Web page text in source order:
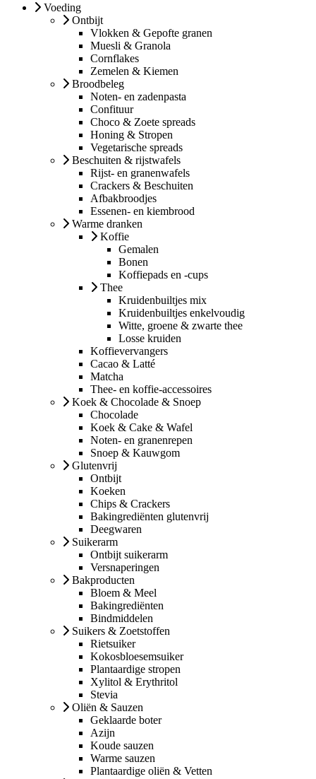
Voeding
Ontbijt
Vlokken & Gepofte granen
Muesli & Granola
Cornflakes
Zemelen & Kiemen
Broodbeleg
Noten- en zadenpasta
Confituur
Choco & Zoete spreads
Honing & Stropen
Vegetarische spreads
Beschuiten & rijstwafels
Rijst- en granenwafels
Crackers & Beschuiten
Afbakbroodjes
Essenen- en kiembrood
Warme dranken
Koffie
Gemalen
Bonen
Koffiepads en -cups
Thee
Kruidenbuiltjes mix
Kruidenbuiltjes enkelvoudig
Witte, groene & zwarte thee
Losse kruiden
Koffievervangers
Cacao & Latté
Matcha
Thee- en koffie-accessoires
Koek & Chocolade & Snoep
Chocolade
Koek & Cake & Wafel
Noten- en granenrepen
Snoep & Kauwgom
Glutenvrij
Ontbijt
Koeken
Chips & Crackers
Bakingrediënten glutenvrij
Deegwaren
Suikerarm
Ontbijt suikerarm
Versnaperingen
Bakproducten
Bloem & Meel
Bakingrediënten
Bindmiddelen
Suikers & Zoetstoffen
Rietsuiker
Kokosbloesemsuiker
Plantaardige stropen
Xylitol & Erythritol
Stevia
Oliën & Sauzen
Geklaarde boter
Azijn
Koude sauzen
Warme sauzen
Plantaardige oliën & Vetten